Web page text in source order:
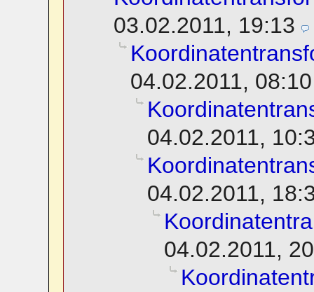
03.02.2011, 19:13
04.02.2011, 08:10
04.02.2011,
04.02.2011,
04.02.2011,